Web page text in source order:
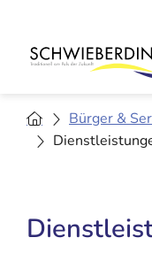
Bürger &